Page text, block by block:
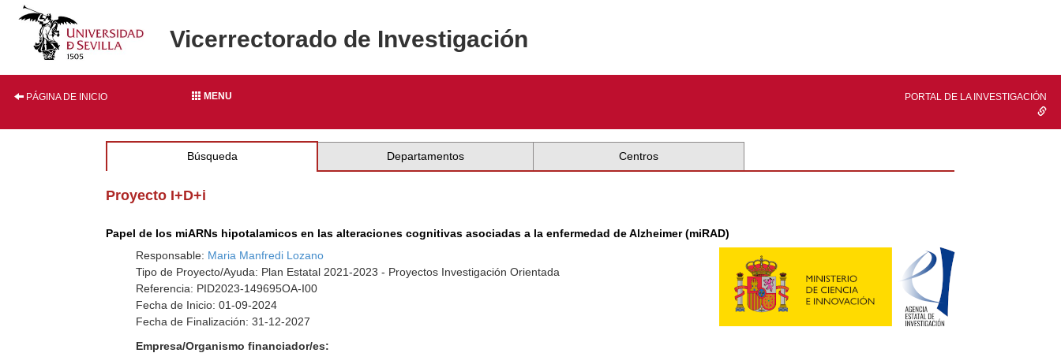
Vicerrectorado de Investigación
PÁGINA DE INICIO MENU PORTAL DE LA INVESTIGACIÓN
Búsqueda Departamentos Centros
Proyecto I+D+i
Papel de los miARNs hipotalamicos en las alteraciones cognitivas asociadas a la enfermedad de Alzheimer (miRAD)
Responsable: Maria Manfredi Lozano
Tipo de Proyecto/Ayuda: Plan Estatal 2021-2023 - Proyectos Investigación Orientada
Referencia: PID2023-149695OA-I00
Fecha de Inicio: 01-09-2024
Fecha de Finalización: 31-12-2027
Empresa/Organismo financiador/es: